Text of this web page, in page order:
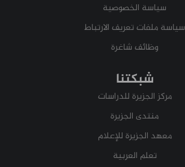
سياسة الخصوصية
سياسة ملفات تعريف الارتباط
وظائف شاغرة
شبكتنا
مركز الجزيرة للدراسات
منتدى الجزيرة
معهد الجزيرة للإعلام
تعلم العربية